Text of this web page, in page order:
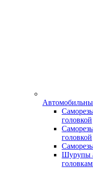
головкой
головкой
Шурупы